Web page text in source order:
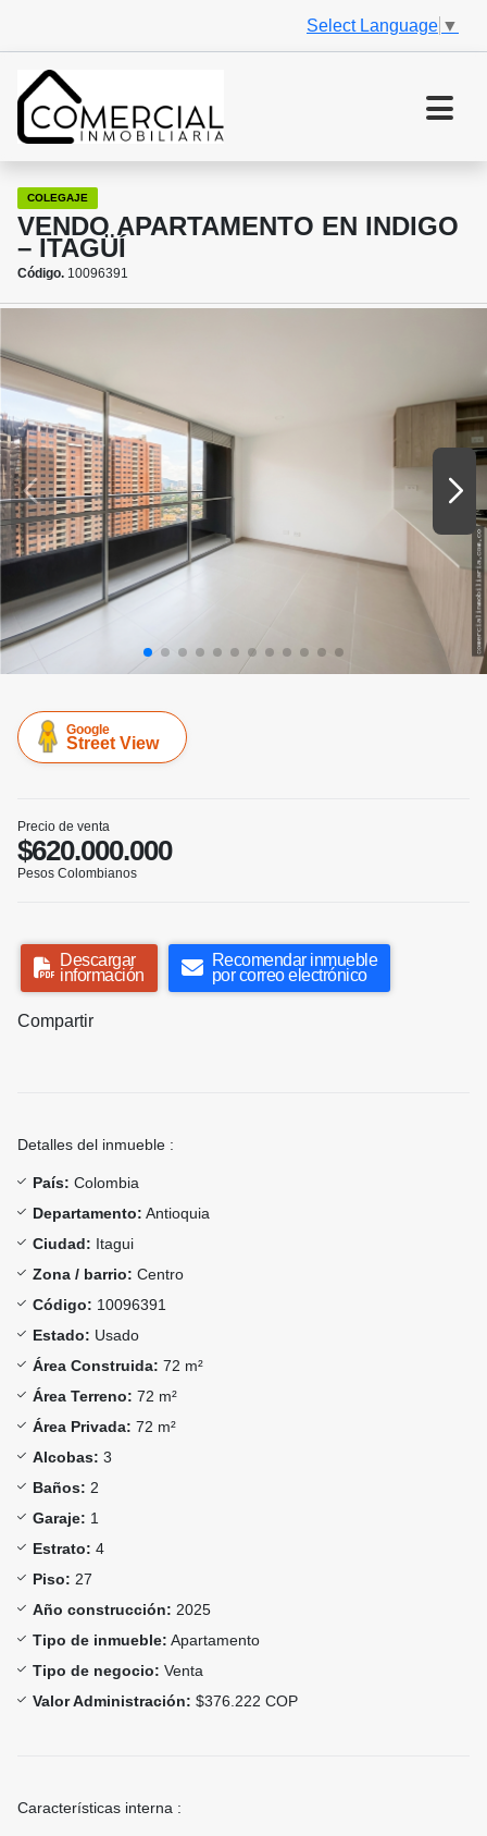
Select Language ▼
COLEGAJE
VENDO APARTAMENTO EN INDIGO
– ITAGÜÍ
Código. 10096391
Google
Street View
Precio de venta
$620.000.000
Pesos Colombianos
Descargar
información
Recomendar inmueble
por correo electrónico
Compartir
Detalles del inmueble :
País: Colombia
Departamento: Antioquia
Ciudad: Itagui
Zona / barrio: Centro
Código: 10096391
Estado: Usado
Área Construida: 72 m²
Área Terreno: 72 m²
Área Privada: 72 m²
Alcobas: 3
Baños: 2
Garaje: 1
Estrato: 4
Piso: 27
Año construcción: 2025
Tipo de inmueble: Apartamento
Tipo de negocio: Venta
Valor Administración: $376.222 COP
Características interna :